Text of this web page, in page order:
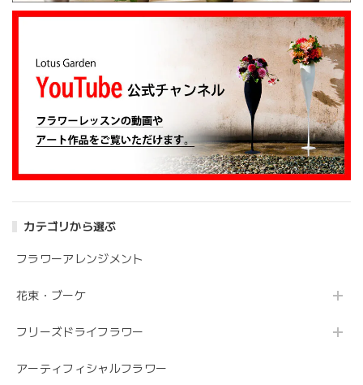
カテゴリから選ぶ
フラワーアレンジメント
花束・ブーケ
フリーズドライフラワー
アーティフィシャルフラワー
姉も大変喜んでくれて、大満足です。 また、お願いしま
す。 安心してお願いできるお花屋さんです。
大変嬉しいレビューありがとうございます。 お
姉さんも喜んでくださり安心しました。 また、
アンティークブーケ（カビン付き）
丁寧に梱包されていて、 配送の問題は特にありませんでし
ます。 今後も利用したい信頼のおける花屋さんです。
うれしいお返事ありがとうございました。 スタ
お花をお作りさせて頂きますので よろしくお願